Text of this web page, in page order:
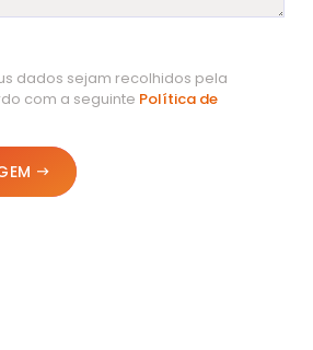
dados sejam recolhidos pela
com a seguinte Política de